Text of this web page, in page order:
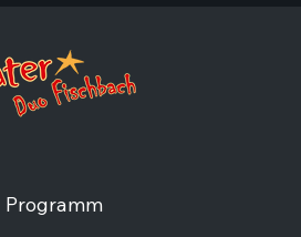
Programm